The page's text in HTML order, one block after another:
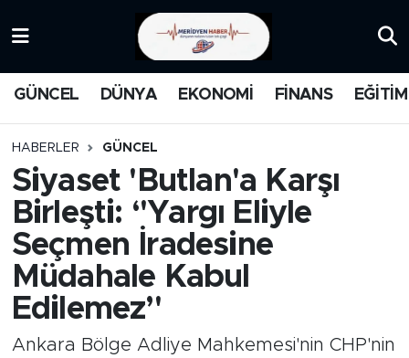
GÜNCEL DÜNYA EKONOMİ FİNANS EĞİTİM
HABERLER GÜNCEL
Siyaset 'Butlan'a Karşı
Birleşti: ‘'Yargı Eliyle
Seçmen İradesine
Müdahale Kabul
Edilemez’'
Ankara Bölge Adliye Mahkemesi'nin CHP'nin
MEDYA
FİNANS
DÜNYA
GÜNCEL
Trafik Durumu
Süper Lig Puan Durumu ve Fikstür
Tüm Manşetler
Son Dakika Haberleri